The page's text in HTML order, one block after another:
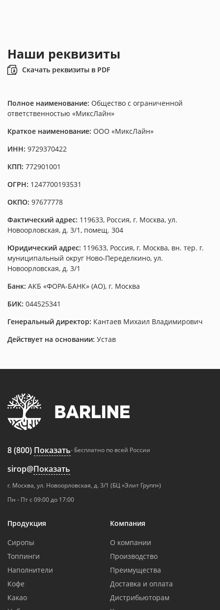
Наши реквизиты
Скачать реквизиты в PDF
Полное наименование: Общество с ограниченной
ответственностью «МиксЛайн»
Краткое наименование: ООО «МиксЛайн»
ИНН: 9729370422
КПП: 772901001
ОГРН: 1247700193531
ОКПО: 97677778
Фактический адрес: 119633, Россия, г. Москва, ул.
Новоорловская, д. 3/1, помещ. 304
Юридический адрес: 119633, Россия, г. Москва, вн. тер. г.
муниципальный округ Ново-Переделкино, ул.
Новоорловская, д. 3/1
Банк: АКБ «ФОРА-БАНК» (АО), г. Москва
БИК: 044525341
Генеральный директор: Кантаев Михаил Владимирович
Действует на основании: Устав
8 (800) Показать- Бесплатно по всей России
sirop@Показать
г. Москва, ул. Новоорловская, д. 3/1 (БЦ «Элит Групп»)
Пн - Пт с 09:00 до 17:00
Продукция
Сиропы
Топпинги
Наполнители
Кофе
Какао
Компания
О компании
Производство
Преимущества
Доставка и оплата
Дистрибьюторам